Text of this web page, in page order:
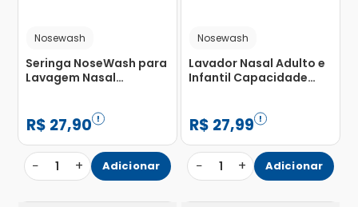
Nosewash
Seringa NoseWash para
Lavagem Nasal
Unidade
R$ 27,90
− 1 + Adicionar
Nosewash
Lavador Nasal Adulto e
Infantil Capacidade
R$ 27,99
− 1 + Adicionar